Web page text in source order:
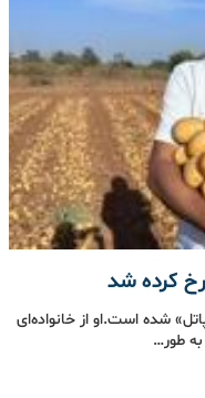
کرده شد
شده است.او از خانواده‌ای
طور…